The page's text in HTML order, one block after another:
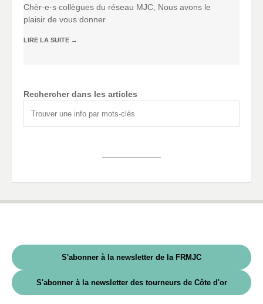
Chèr·e·s collègues du réseau MJC, Nous avons le
plaisir de vous donner
LIRE LA SUITE →
Rechercher dans les articles
S'abonner à la newsletter de la FRMJC
S'abonner à la newsletter des tourneurs de Côte d'or